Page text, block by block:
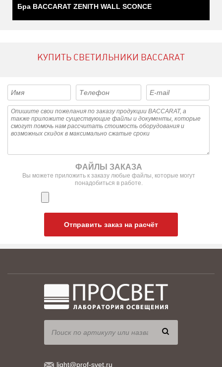
Бра BACCARAT ZENITH WALL SCONCE
КУПИТЬ СВЕТИЛЬНИКИ BACCARAT
ФАЙЛЫ ЗАКАЗА
Вы можете приложить к заказу любые файлы, которые могут
понадобиться в работе.
Отправить заказ на расчёт
light@prof-svet.ru